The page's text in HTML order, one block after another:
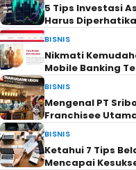
5 Tips Investasi
Harus
BISNIS
Nikmati
Mobile Banking
BISNIS
Mengenal PT
Franchisee
BISNIS
Ketahui 7 Tips
Mencapai